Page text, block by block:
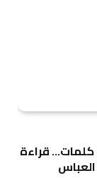
كلمات… قراءة